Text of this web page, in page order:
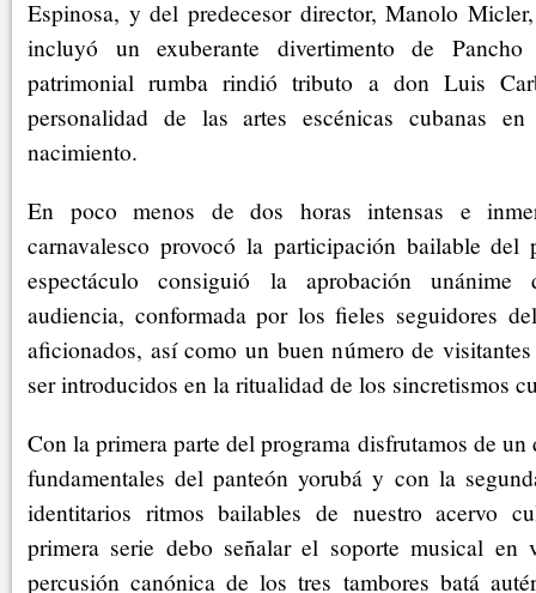
Espinosa, y del predecesor director, Manolo
incluyó un exuberante divertimento de
patrimonial rumba rindió tributo a don Luis
personalidad de las artes escénicas cubanas
nacimiento.
En poco menos de dos horas intensas e
carnavalesco provocó la participación bailable del
espectáculo consiguió la aprobación unánime
audiencia, conformada por los fieles seguidores
aficionados, así como un buen número de
ser introducidos en la ritualidad de los sincretismos
Con la primera parte del programa disfrutamos de un
fundamentales del panteón yorubá y con la
identitarios ritmos bailables de nuestro acervo
primera serie debo señalar el soporte musical
percusión canónica de los tres tambores batá